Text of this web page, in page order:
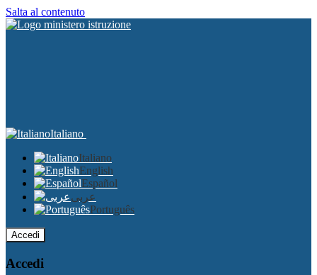
Salta al contenuto
Italiano
Italiano
English
Español
عربى
Português
Accedi
Accedi